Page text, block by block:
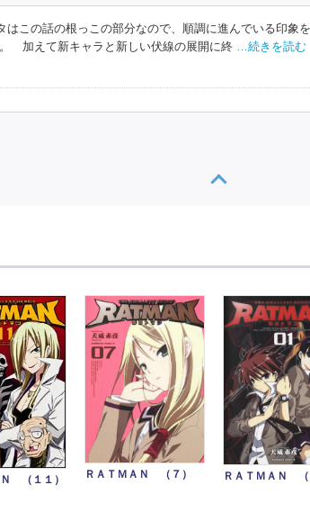
はこの話の根っこの部分なので、順調に進んでいる印象
加えて新キャラと新しい伏線の展開に終
…続きを読む
（１１）
ＲＡＴＭＡＮ （７） ＲＡＴＭＡＮ （